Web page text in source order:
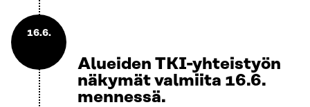
16.6.
Alueiden TKI-yhteistyön
näkymät valmiita 16.6.
mennessä.